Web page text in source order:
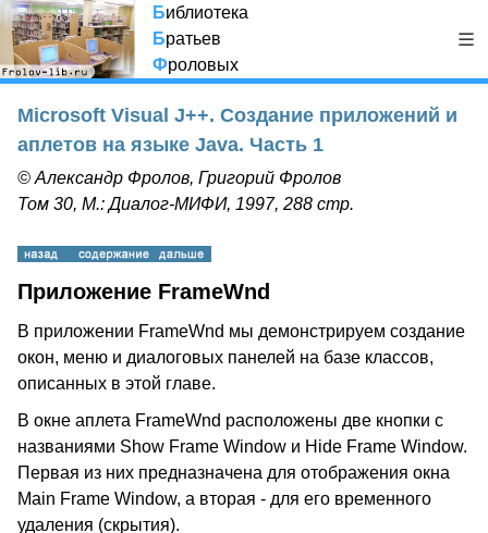
Библиотека
Братьев
Фроловых
Microsoft Visual J++. Создание приложений и
аплетов на языке Java. Часть 1
© Александр Фролов, Григорий Фролов
Том 30, М.: Диалог-МИФИ, 1997, 288 стр.
Приложение FrameWnd
В приложении FrameWnd мы демонстрируем создание
окон, меню и диалоговых панелей на базе классов,
описанных в этой главе.
В окне аплета FrameWnd расположены две кнопки с
названиями Show Frame Window и Hide Frame Window.
Первая из них предназначена для отображения окна
Main Frame Window, а вторая - для его временного
удаления (скрытия).